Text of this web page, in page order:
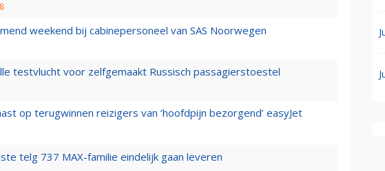
weekend bij cabinepersoneel van SAS Noorwegen
testvlucht voor zelfgemaakt Russisch passagierstoestel
op terugwinnen reizigers van ‘hoofdpijn bezorgend’ easyJet
telg 737 MAX-familie eindelijk gaan leveren